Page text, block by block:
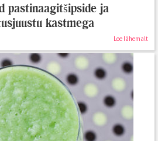
pastinaagitšipside ja
kastmega
Loe lähemalt